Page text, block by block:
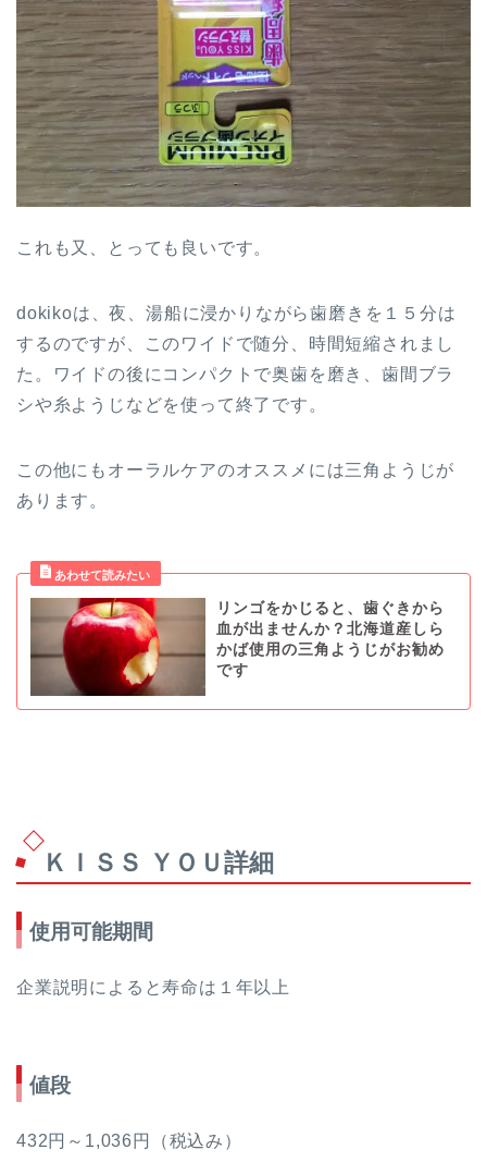
これも又、とっても良いです。
dokikoは、夜、湯船に浸かりながら歯磨きを１５分は
するのですが、このワイドで随分、時間短縮されまし
た。ワイドの後にコンパクトで奥歯を磨き、歯間ブラ
シや糸ようじなどを使って終了です。
この他にもオーラルケアのオススメには三角ようじが
あります。
リンゴをかじると、歯ぐきから
血が出ませんか？北海道産しら
かば使用の三角ようじがお勧め
です
ＫＩＳＳ ＹＯＵ詳細
使用可能期間
企業説明によると寿命は１年以上
値段
432円～1,036円（税込み）